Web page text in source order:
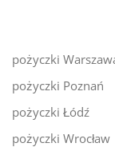
pożyczki
pożyczki Poznań
pożyczki Łódź
pożyczki Wrocław